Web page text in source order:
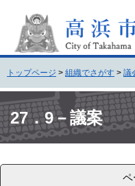
頭
で
す
。
飛
ば
し
て
本
へ
トップページ > 組織でさがす > 議
文27．9－議案
ペ